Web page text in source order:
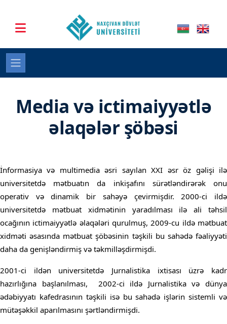
Media və ictimaiyyətlə
əlaqələr şöbəsi
İnformasiya və multimedia əsri sayılan XXI əsr öz gəlişi ilə
universitetdə mətbuatın da inkişafını sürətləndirərək onu
operativ və dinamik bir sahəyə çevirmişdir. 2000-ci ildə
universitetdə mətbuat xidmətinin yaradılması ilə ali təhsil
ocağının ictimaiyyətlə əlaqələri qurulmuş, 2009-cu ildə mətbuat
xidməti əsasında mətbuat şöbəsinin təşkili bu sahədə fəaliyyəti
daha da genişləndirmiş və təkmilləşdirmişdi.
2001-ci ildən universitetdə Jurnalistika ixtisası üzrə kadr
hazırlığına başlanılması, 2002-ci ildə Jurnalistika və dünya
ədəbiyyatı kafedrasının təşkili isə bu sahədə işlərin sistemli və
mütəşəkkil aparılmasını şərtləndirmişdi.